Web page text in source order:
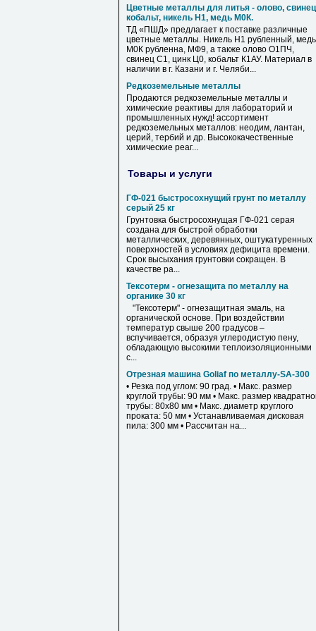
Цветные металлы для литья - олово,
кобальт, никель Н1, медь М0К.
ТД «ПШД» предлагает к поставке различные
цветные металлы. Никель Н1 рубленный, медь
М0К рубленна, МФ9, а также олово О1ПЧ,
свинец С1, цинк Ц0, кобальт К1АУ. Материал в
наличии в г. Казани и г. Челяби...
Редкоземельные металлы
Продаются редкоземельные металлы и
химические реактивы для лабораторий и
промышленных нужд! ассортимент
редкоземельных металлов: неодим, лантан,
церий, тербий и др. Высококачественные
химические реаг...
Товары и услуги
ГФ-021 быстросохнущий грунт по металлу
серый 25 кг
Грунтовка быстросохнущая ГФ-021 серая
создана для быстрой обработки
металлических, деревянных, оштукатуренных
поверхностей в условиях дефицита времени.
Срок высыхания грунтовки сокращен. В
качестве ра...
Тексотерм - огнезащита по металлу на
органике 30 кг
"Тексотерм" - огнезащитная эмаль, на
органической основе. При воздействии
температур свыше 200 градусов –
вспучивается, образуя углеродистую пену,
обладающую высокими теплоизоляционными
с...
Отрезная машина Goliaf по металлу-SA-300
• Резка под углом: 90 град. • Макс. размер
круглой трубы: 90 мм • Макс. размер
трубы: 80х80 мм • Макс. диаметр круглого
проката: 50 мм • Устанавливаемая дисковая
пила: 300 мм • Рассчитан на...